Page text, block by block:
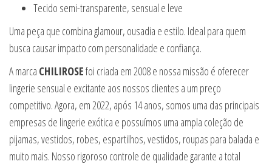
Tecido semi-transparente, sensual e leve
Uma peça que combina glamour, ousadia e estilo. Ideal para quem
busca causar impacto com personalidade e confiança.
A marca CHILIROSEfoi criada em 2008 e nossa missão é oferecer
lingerie sensual e excitante aos nossos clientes a um preço
competitivo. Agora, em 2022, após 14 anos, somos uma das principais
empresas de lingerie exótica e possuímos uma ampla coleção de
pijamas, vestidos, robes, espartilhos, vestidos, roupas para balada e
muito mais. Nosso rigoroso controle de qualidade garante a total